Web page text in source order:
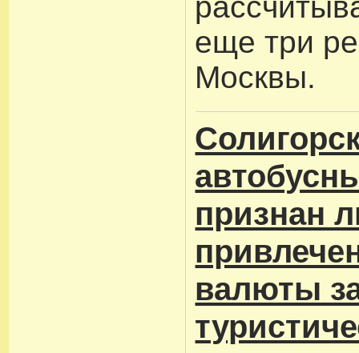
еще три
Москвы.
признан
валюты